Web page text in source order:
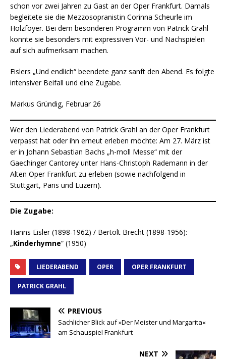
schon vor zwei Jahren zu Gast an der Oper Frankfurt. Damals
begleitete sie die Mezzosopranistin Corinna Scheurle im
Holzfoyer. Bei dem besonderen Programm von Patrick Grahl
konnte sie besonders mit expressiven Vor- und Nachspielen
auf sich aufmerksam machen.
Eislers „Und endlich“ beendete ganz sanft den Abend. Es folgte
intensiver Beifall und eine Zugabe.
Markus Gründig, Februar 26
Wer den Liederabend von Patrick Grahl an der Oper Frankfurt
verpasst hat oder ihn erneut erleben möchte: Am 27. März ist
er in Johann Sebastian Bachs „h-moll Messe“ mit der
Gaechinger Cantorey unter Hans-Christoph Rademann in der
Alten Oper Frankfurt zu erleben (sowie nachfolgend in
Stuttgart, Paris und Luzern).
Die Zugabe:
Hanns Eisler (1898-1962) / Bertolt Brecht (1898-1956):
„Kinderhymne“ (1950)
LIEDERABEND OPER OPER FRANKFURT
PATRICK GRAHL
PREVIOUS
Sachlicher Blick auf »Der Meister und Margarita«
am Schauspiel Frankfurt
NEXT